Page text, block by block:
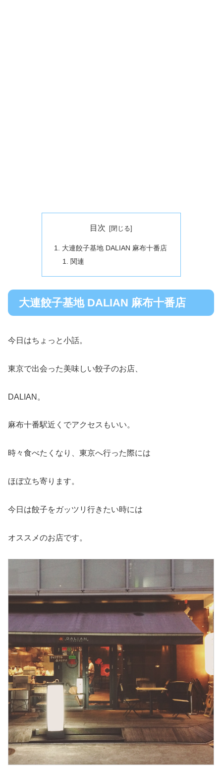
目次
大連餃子基地 DALIAN 麻布十番店
関連
大連餃子基地 DALIAN 麻布十番店
今日はちょっと小話。
東京で出会った美味しい餃子のお店、
DALIAN。
麻布十番駅近くでアクセスもいい。
時々食べたくなり、東京へ行った際には
ほぼ立ち寄ります。
今日は餃子をガッツリ行きたい時には
オススメのお店です。